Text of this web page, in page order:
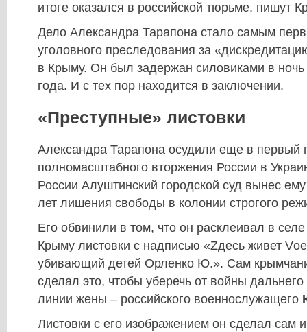
итоге оказался в российской тюрьме, пишут
Дело Александра Тарапона стало самым
уголовного преследования за
в Крыму. Он был задержан силовиками в
года. И с тех пор находится в заключении.
«Преступные» листовки
Александра Тарапона осудили еще в первый
полномасштабного вторжения России в
России Алуштинский городской суд вынес
лет лишения свободы в колонии строгого
Его обвинили в том, что он расклеивал в
Крыму листовки с надписью «Zдесь живет
убивающий детей Орленко Ю.». Сам
сделал это, чтобы уберечь от войны
линии жены – российского военнослужащего
Листовки с его изображением он сделал сам